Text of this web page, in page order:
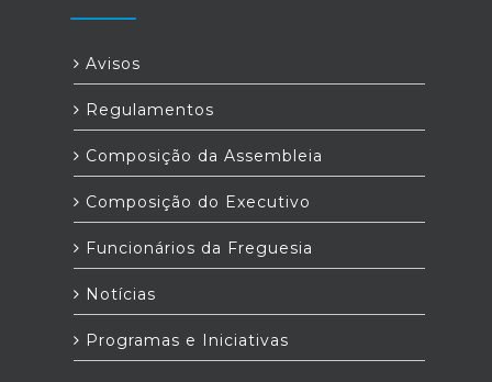
Avisos
Regulamentos
Composição da Assembleia
Composição do Executivo
Funcionários da Freguesia
Notícias
Programas e Iniciativas